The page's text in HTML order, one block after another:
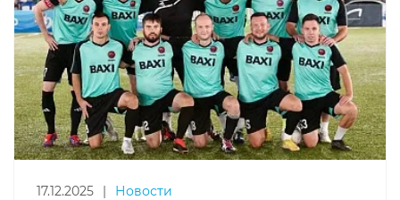
17.12.2025 | Новости